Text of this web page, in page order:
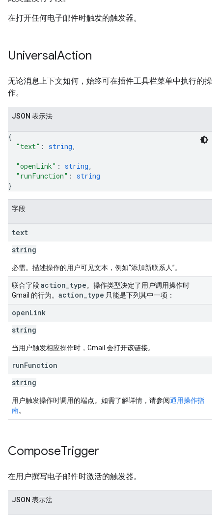
在打开任何电子邮件时触发的触发器。
UniversalAction
无论消息上下文如何，始终可在插件工具栏菜单中执行的操
作。
JSON 表示法
{
"text" : string,
"openLink" : string,
"runFunction" : string
}
字段
text
string
必需。描述操作的用户可见文本，例如“添加新联系人”。
联合字段action type。操作类型决定了用户调用操作时
Gmail 的行为。 action type 只能是下列其中一项：
openLink
string
当用户触发相应操作时，Gmail 会打开该链接。
runFunction
string
用户触发操作时调用的端点。如需了解详情，请参阅通用操作指
南。
ComposeTrigger
在用户撰写电子邮件时激活的触发器。
JSON 表示法